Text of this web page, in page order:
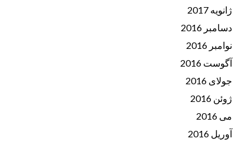
ژانویه 2017
دسامبر 2016
نوامبر 2016
آگوست 2016
جولای 2016
ژوئن 2016
می 2016
آوریل 2016